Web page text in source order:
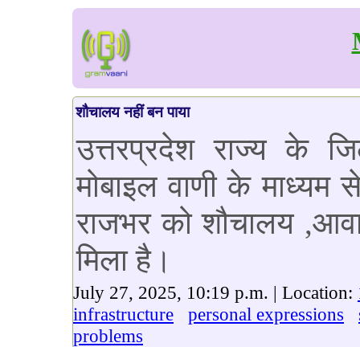
शौचालय नहीं बन पाया
उत्तरप्रदेश राज्य के
मोबाइल वाणी के माध्यम
राजभर को शौचालय
मिला है।
July 27, 2025, 10:19 p.m. | Location:
infrastructure
personal expressions
problems